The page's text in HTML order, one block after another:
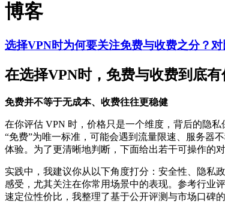
博客
选择VPN时为何要关注免费与收费之分？
在选择VPN时，免费与收费到底有
免费并不等于无成本、收费往往更稳健
在你评估 VPN 时，价格只是一个维度，背后的隐
“免费”为唯一标准，可能会遇到流量限速、服务器
体验。为了更清晰地判断，下面给出若干可操作的对
实践中，我建议你从以下角度打分：安全性、隐私
感受，尤其关注在你常用场景中的表现。参考行业
速定位性价比，我整理了基于公开评测与市场口碑的